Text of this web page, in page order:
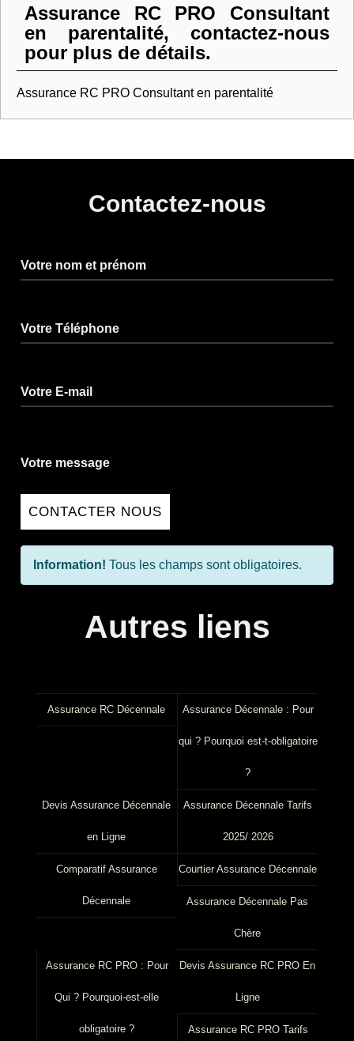
Assurance RC PRO Consultant
en parentalité, contactez-nous
pour plus de détails.
Assurance RC PRO Consultant en parentalité
Contactez-nous
Votre nom et prénom
Votre Téléphone
Votre E-mail
Votre message
CONTACTER NOUS
Information! Tous les champs sont obligatoires.
Autres liens
Assurance RC Décennale Assurance Décennale : Pour
qui ? Pourquoi est-t-obligatoire
?
Devis Assurance Décennale
en Ligne
Assurance Décennale Tarifs
2025/ 2026
Comparatif Assurance
Décennale
Courtier Assurance Décennale
Assurance Décennale Pas
Chère
Assurance RC PRO : Pour
Qui ? Pourquoi-est-elle
obligatoire ?
Devis Assurance RC PRO En
Ligne
Assurance RC PRO Tarifs